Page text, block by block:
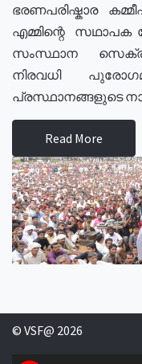
ഭരണപരിഷ്കാര
എമ്മിന്റെ സഥാപക
സംസ്ഥാന
നിരവധി
പ്രസ്ഥാനങ്ങളുടെ
Read More
© VSF@ 2026